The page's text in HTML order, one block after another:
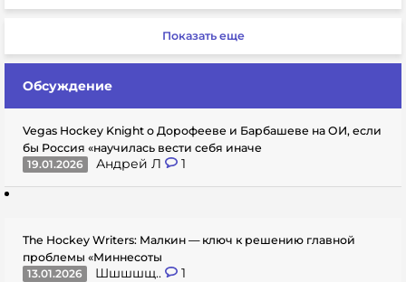
Показать еще
Обсуждение
Vegas Hockey Knight о Дорофееве и Барбашеве на ОИ, если
бы Россия «научилась вести себя иначе
19.01.2026
Андрей Л 1
The Hockey Writers: Малкин — ключ к решению главной
проблемы «Миннесоты
13.01.2026
Шшшшщ.. 1